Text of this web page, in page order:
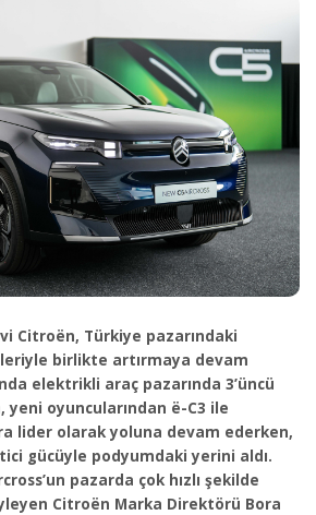
Citroën, Türkiye pazarındaki
birlikte artırmaya devam
elektrikli araç pazarında 3’üncü
yeni oyuncularından ë-C3 ile
lider olarak yoluna devam ederken,
gücüyle podyumdaki yerini aldı.
pazarda çok hızlı şekilde
Citroën Marka Direktörü Bora